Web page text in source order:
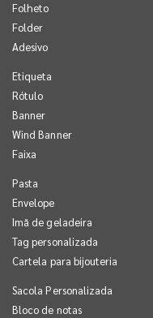
Folheto
Folder
Adesivo
Etiqueta
Rótulo
Banner
Wind Banner
Faixa
Pasta
Envelope
Imã de geladeira
Tag personalizada
Cartela para bijouteria
Sacola Personalizada
Bloco de notas